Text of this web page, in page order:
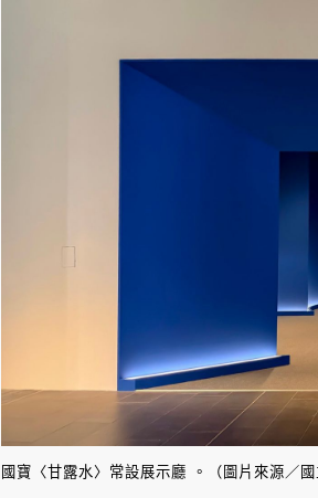
國寶〈甘露水〉常設展示廳 。（圖片來源／